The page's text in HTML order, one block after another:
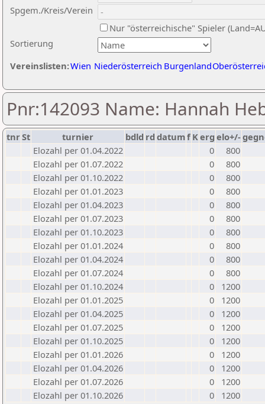
Sortierung
Spgem./Kreis/Verein
Nur "österreichische" Spieler
Vereinslisten:Wien Niederösterreich Burgenland
Pnr:142093 Name: Hannah
tnrSt turnier bdld rd datumf Kerg elo+/-
Elozahl per 01.04.2022
0
800
Elozahl per 01.07.2022
0
800
Elozahl per 01.10.2022
0
800
Elozahl per 01.01.2023
0
800
Elozahl per 01.04.2023
0
800
Elozahl per 01.07.2023
0
800
Elozahl per 01.10.2023
0
800
Elozahl per 01.01.2024
0
800
Elozahl per 01.04.2024
0
800
Elozahl per 01.07.2024
0
800
Elozahl per 01.10.2024
0
1200
Elozahl per 01.01.2025
0
1200
Elozahl per 01.04.2025
0
1200
Elozahl per 01.07.2025
0
1200
Elozahl per 01.10.2025
0
1200
Elozahl per 01.01.2026
0
1200
Elozahl per 01.04.2026
0
1200
Elozahl per 01.07.2026
0
1200
Elozahl per 01.10.2026
0 1200